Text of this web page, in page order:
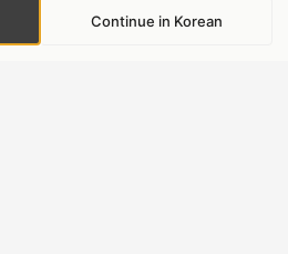
Continue in Korean